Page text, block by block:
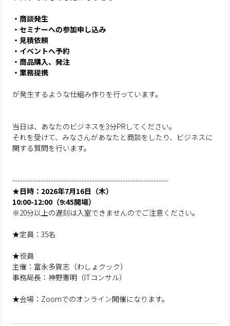
・商談発生
・セミナーへの参加申し込み
・見積依頼
・イベントへ予約
・商品購入、発注
・業務提携
が発生するような仕組み作りを行っています。
当日は、あなたのビジネスを3分PRしてください。
それを受けて、みなさんがあなたと商談をしたり、ビジネスに
関する質問を行います。
-------------------------------------------------------------
★日時：2026年7月16日（木）
10:00-12:00（9:45開場）
※20分以上の遅刻は入室できませんのでご注意ください。
★定員：35名
★役員
主催：富永多賀志（わしょクック）
事務局長：神野憲明（ITコンサル）
★会場：Zoomでのオンライン開催になります。